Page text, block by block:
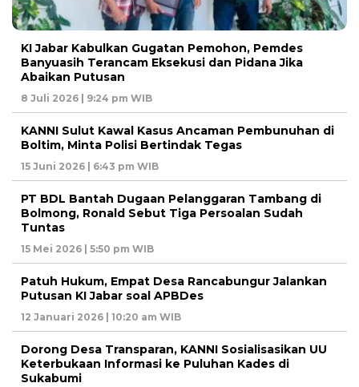
KI Jabar Kabulkan Gugatan Pemohon, Pemdes
Banyuasih Terancam Eksekusi dan Pidana Jika
Abaikan Putusan
8 Juli 2026 | 9:24 pm WIB
KANNI Sulut Kawal Kasus Ancaman Pembunuhan di
Boltim, Minta Polisi Bertindak Tegas
15 Juni 2026 | 6:43 pm WIB
PT BDL Bantah Dugaan Pelanggaran Tambang di
Bolmong, Ronald Sebut Tiga Persoalan Sudah
Tuntas
15 Mei 2026 | 5:50 pm WIB
Patuh Hukum, Empat Desa Rancabungur Jalankan
Putusan KI Jabar soal APBDes
12 Januari 2026 | 10:20 am WIB
Dorong Desa Transparan, KANNI Sosialisasikan UU
Keterbukaan Informasi ke Puluhan Kades di
Sukabumi